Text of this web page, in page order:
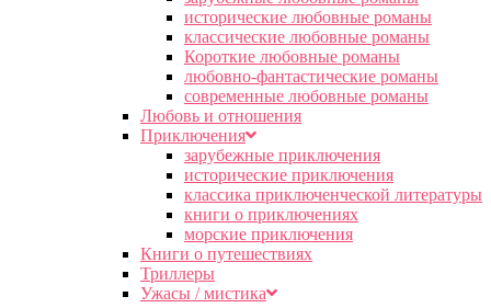
исторические любовные романы
классические любовные романы
Короткие любовные романы
любовно-фантастические романы
современные любовные романы
Любовь и отношения
Приключения
зарубежные приключения
исторические приключения
классика приключенческой литературы
книги о приключениях
морские приключения
Книги о путешествиях
Триллеры
Ужасы / мистика